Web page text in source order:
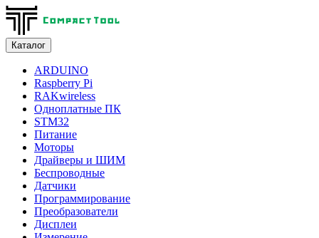
Каталог
ARDUINO
Raspberry Pi
RAKwireless
Одноплатные ПК
STM32
Питание
Моторы
Драйверы и ШИМ
Беспроводные
Датчики
Программирование
Преобразователи
Дисплеи